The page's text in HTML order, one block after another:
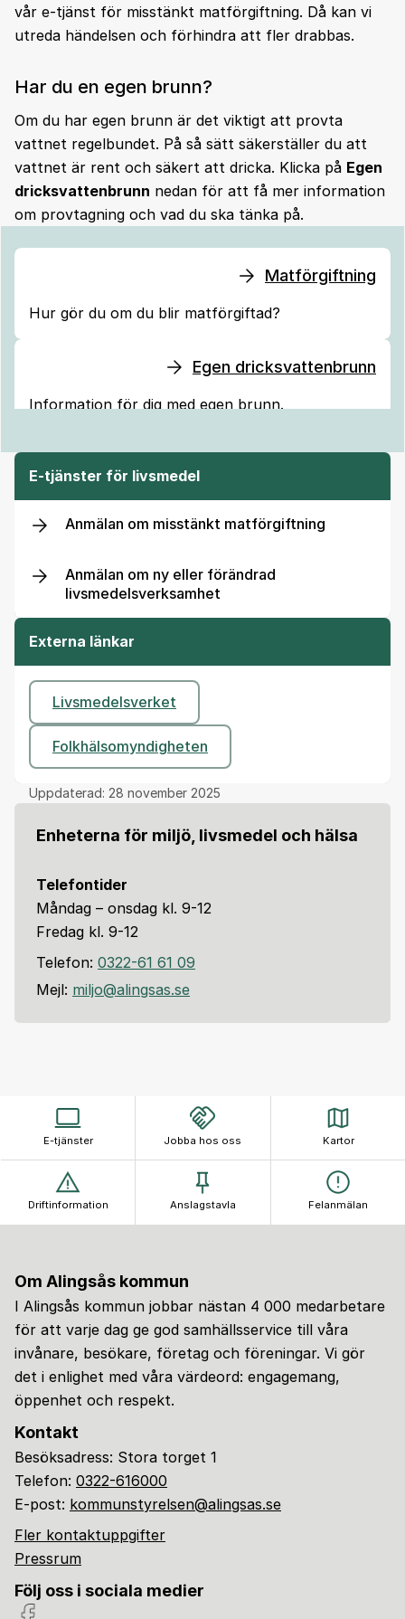
vår e-tjänst för misstänkt matförgiftning. Då kan vi
utreda händelsen och förhindra att fler drabbas.
Har du en egen brunn?
Om du har egen brunn är det viktigt att provta
vattnet regelbundet. På så sätt säkerställer du att
vattnet är rent och säkert att dricka. Klicka på Egen
dricksvattenbrunn nedan för att få mer information
om provtagning och vad du ska tänka på.
Matförgiftning
Hur gör du om du blir matförgiftad?
Egen dricksvattenbrunn
Information för dig med egen brunn.
E-tjänster för livsmedel
Anmälan om misstänkt matförgiftning
Anmälan om ny eller förändrad
livsmedelsverksamhet
Externa länkar
Livsmedelsverket
Folkhälsomyndigheten
Uppdaterad: 28 november 2025
Enheterna för miljö, livsmedel och hälsa
Telefontider
Måndag – onsdag kl. 9-12
Fredag kl. 9-12
Telefon: 0322-61 61 09
Mejl: miljo@alingsas.se
E-tjänster Jobba hos oss Kartor
Driftinformation Anslagstavla Felanmälan
Om Alingsås kommun
I Alingsås kommun jobbar nästan 4 000 medarbetare
för att varje dag ge god samhällsservice till våra
invånare, besökare, företag och föreningar. Vi gör
det i enlighet med våra värdeord: engagemang,
öppenhet och respekt.
Kontakt
Besöksadress: Stora torget 1
Telefon: 0322-616000
E-post: kommunstyrelsen@alingsas.se
Fler kontaktuppgifter
Pressrum
Följ oss i sociala medier